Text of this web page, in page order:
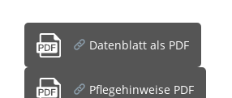
Datenblatt als PDF
Pflegehinweise PDF